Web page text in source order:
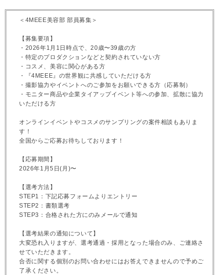
＜4MEEE美容部 部員募集＞
【募集要項】
・2026年1月1日時点で、20歳〜39歳の方
・特定のプロダクションなどと契約されていない方
・コスメ、美容に関心がある方
・『4MEEE』の世界観に共感していただける方
・撮影協力やイベントへのご参加をお願いできる方（応募制）
・モニター商品や企業タイアップイベント等への参加、拡散に協力
いただける方
オンラインイベントやコスメのサンプリングの案件相談もありま
す！
全国からご応募お待ちしております！
【応募期間】
2026年1月5日(月)〜
【選考方法】
STEP1：下記応募フォームよりエントリー
STEP2：書類選考
STEP3：合格された方にのみメールで通知
【選考結果の通知について】
大変恐れ入りますが、選考通過・採用となった場合のみ、ご連絡さ
せていただきます。
合否に関する個別のお問い合わせにはお答えできませんので予めご
了承ください。